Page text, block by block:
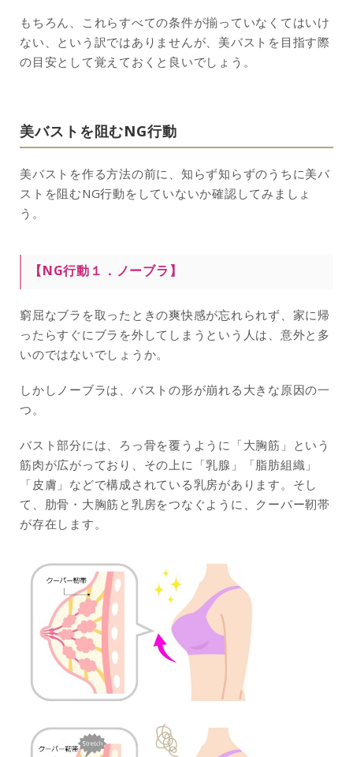
もちろん、これらすべての条件が揃っていなくてはいけ
ない、という訳ではありませんが、美バストを目指す際
の目安として覚えておくと良いでしょう。
美バストを阻むNG行動
美バストを作る方法の前に、知らず知らずのうちに美バ
ストを阻むNG行動をしていないか確認してみましょ
う。
【NG行動１． ノーブラ 】
窮屈なブラを取ったときの爽快感が忘れられず、家に帰
ったらすぐにブラを外してしまうという人は、意外と多
いのではないでしょうか。
しかしノーブラは、バストの形が崩れる大きな原因の一
つ。
バスト部分には、ろっ骨を覆うように「大胸筋」という
筋肉が広がっており、その上に「乳腺」「脂肪組織」
「皮膚」などで構成されている乳房があります。そし
て、肋骨・大胸筋と乳房をつなぐように、クーパー靭帯
が存在します。